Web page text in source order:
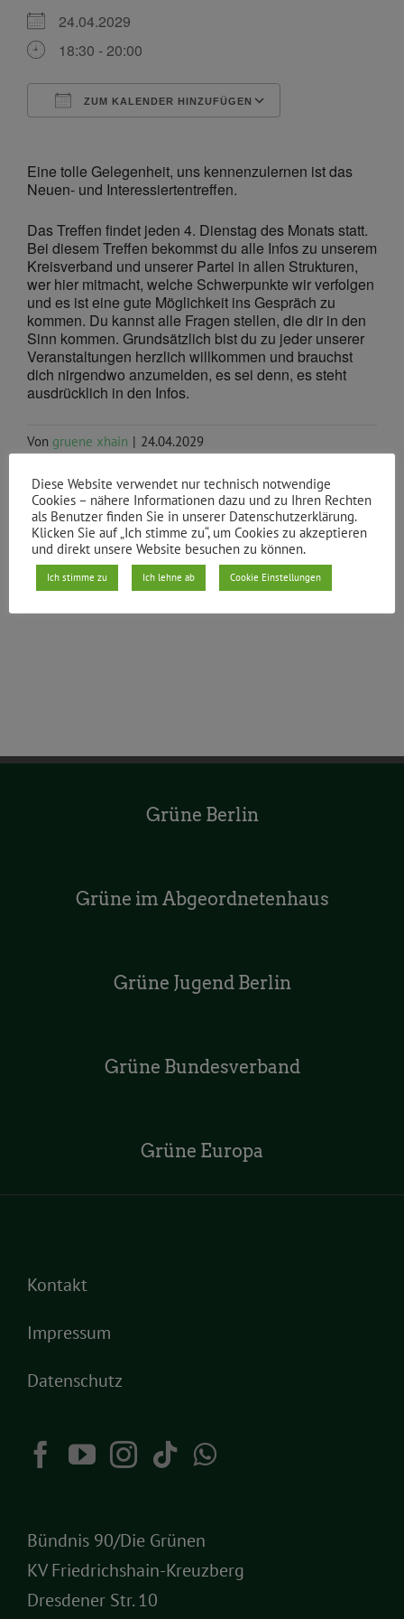
24.04.2029
18:30 - 20:00
ZUM KALENDER HINZUFÜGEN
Eine tolle Gelegenheit, uns kennenzulernen ist das
Neuen- und Interessiertentreffen.
Das Treffen findet jeden 4. Dienstag des Monats statt.
Bei diesem Treffen bekommst du alle Infos zu unserem
Kreisverband und unserer Partei in allen Strukturen,
wer hier mitmacht, welche Schwerpunkte wir verfolgen
und es ist eine gute Möglichkeit ins Gespräch zu
kommen. Du kannst alle Fragen stellen, die dir in den
Sinn kommen. Grundsätzlich bist du zu jeder unserer
Veranstaltungen herzlich willkommen und brauchst
dich nirgendwo anzumelden, es sei denn, es steht
ausdrücklich in den Infos.
Von gruene xhain | 24.04.2029
Teile den Beitrag
Reddit LinkedInWhatsApp
TumblrPinterest
Grüne Berlin
Grüne im Abgeordnetenhaus
Grüne Jugend Berlin
Grüne Bundesverband
Grüne Europa
Kontakt
Impressum
Datenschutz
Bündnis 90/Die Grünen
KV Friedrichshain-Kreuzberg
Dresdener Str. 10
Diese Website verwendet nur technisch notwendige
Cookies – nähere Informationen dazu und zu Ihren Rechten
als Benutzer finden Sie in unserer Datenschutzerklärung.
Klicken Sie auf „Ich stimme zu“, um Cookies zu akzeptieren
und direkt unsere Website besuchen zu können.
Ich stimme zu Ich lehne ab Cookie Einstellungen